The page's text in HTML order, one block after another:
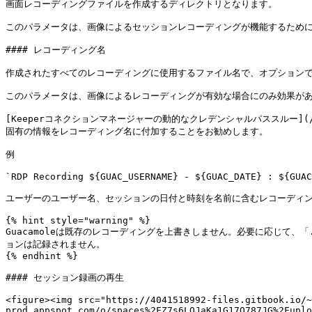
画面レコーディングファイルを作成するディレクトリとなります。
このパラメータは、画像によるセッションレコーディングが機能するため
#### レコーディング名
作成されたすべてのレコーディングに使用するファイル名で、オプショ
このパラメータは、画像によるレコーディングが有効な場合にのみ効果
[Keeperコネクションマネージャーの動的なクレデンシャルパ
固有の情報をレコーディング名に付加することをお勧めします。
例
`RDP Recording ${GUAC_USERNAME} - ${GUAC_DATE} :
ユーザーのユーザー名、セッションの日付と時刻を名前に含むレコーディ
{% hint style="warning" %}
Guacamoleは既存のレコーディングを上書きしません。必要に応じて、
ョンは記録されません。
{% endhint %}
#### セッション録画の再生
<figure><img src="https://4041518992-